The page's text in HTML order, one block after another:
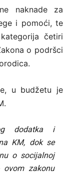
naknade za
i pomoći, te
četiri
o podršci
u budžetu je
dodatka i
KM, dok se
o socijalnoj
zakonu